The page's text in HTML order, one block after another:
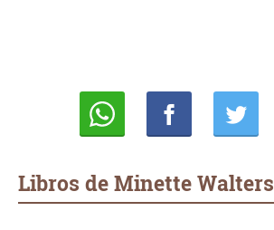
Libros de Minette Walters